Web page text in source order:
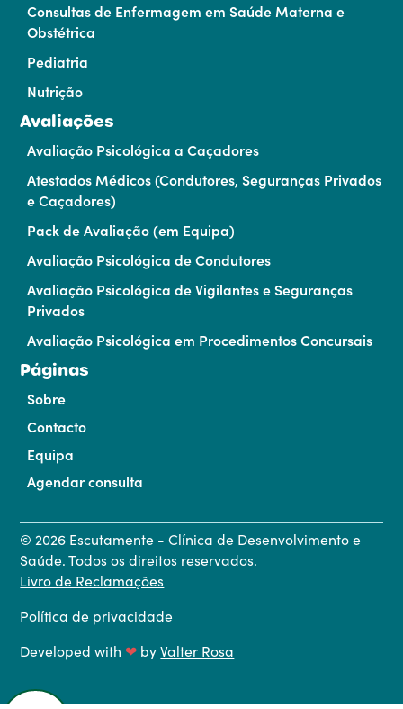
Consultas de Enfermagem em Saúde Materna e
Obstétrica
Pediatria
Nutrição
Avaliações
Avaliação Psicológica a Caçadores
Atestados Médicos (Condutores, Seguranças Privados
e Caçadores)
Pack de Avaliação (em Equipa)
Avaliação Psicológica de Condutores
Avaliação Psicológica de Vigilantes e Seguranças
Privados
Avaliação Psicológica em Procedimentos Concursais
Páginas
Sobre
Contacto
Equipa
Agendar consulta
©2026 Escutamente - Clínica de Desenvolvimento e
Saúde. Todos os direitos reservados.
Livro de Reclamações
Política de privacidade
Developed with ❤ byValter Rosa